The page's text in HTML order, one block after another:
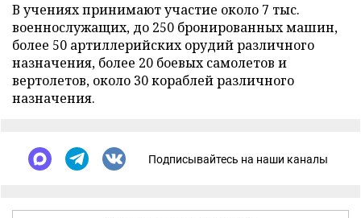
В учениях принимают участие около 7 тыс.
военнослужащих, до 250 бронированных машин,
более 50 артиллерийских орудий различного
назначения, более 20 боевых самолетов и
вертолетов, около 30 кораблей различного
назначения.
Подписывайтесь на наши каналы